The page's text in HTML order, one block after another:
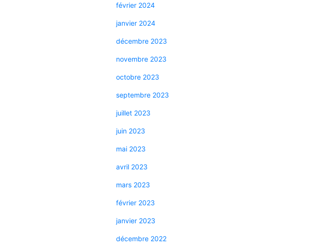
février 2024
janvier 2024
décembre 2023
novembre 2023
octobre 2023
septembre 2023
juillet 2023
juin 2023
mai 2023
avril 2023
mars 2023
février 2023
janvier 2023
décembre 2022